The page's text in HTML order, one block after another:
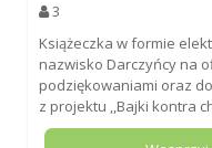
3
Książeczka w formie
nazwisko Darczyńcy na
podziękowaniami oraz
z projektu ,,Bajki kontra